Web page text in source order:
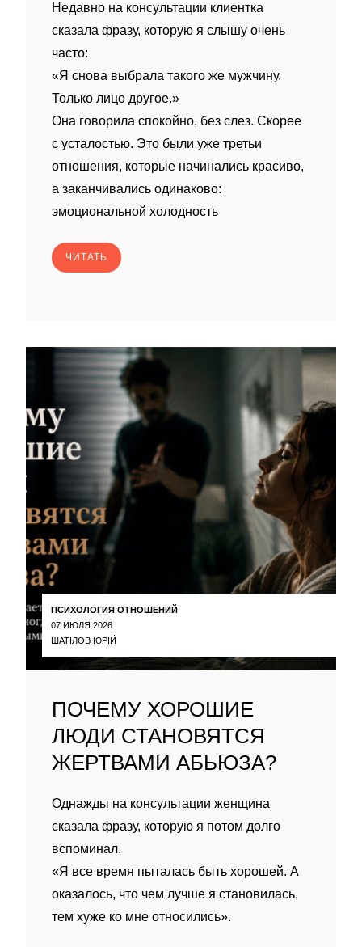
Недавно на консультации клиентка
сказала фразу, которую я слышу очень
часто:
«Я снова выбрала такого же мужчину.
Только лицо другое.»
Она говорила спокойно, без слез. Скорее
с усталостью. Это были уже третьи
отношения, которые начинались красиво,
а заканчивались одинаково:
эмоциональной холодность
ЧИТАТЬ
ПСИХОЛОГИЯ ОТНОШЕНИЙ
07 ИЮЛЯ 2026
ШАТІЛОВ ЮРІЙ
ПОЧЕМУ ХОРОШИЕ
ЛЮДИ СТАНОВЯТСЯ
ЖЕРТВАМИ АБЬЮЗА?
Однажды на консультации женщина
сказала фразу, которую я потом долго
вспоминал.
«Я все время пыталась быть хорошей. А
оказалось, что чем лучше я становилась,
тем хуже ко мне относились».